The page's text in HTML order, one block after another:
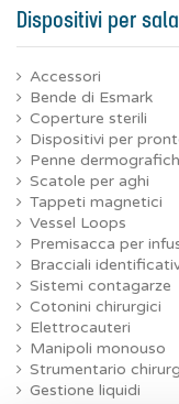
Dispositivi per
Accessori
Bende di Esmark
Coperture sterili
Dispositivi per
Penne
Scatole per aghi
Tappeti magnetici
Vessel Loops
Premisacca per
Bracciali
Sistemi contagarze
Cotonini chirurgici
Elettrocauteri
Manipoli monouso
Strumentario
Gestione liquidi